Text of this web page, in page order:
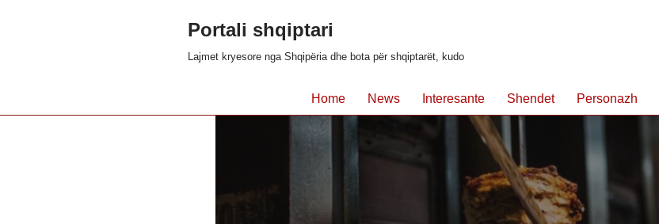
Portali shqiptari
Lajmet kryesore nga Shqipëria dhe bota për shqiptarët, kudo
Home News Interesante Shendet Personazh